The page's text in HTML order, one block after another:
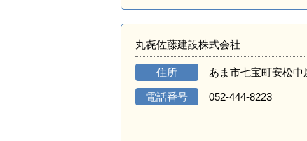
丸㐂佐藤建設株式会社
住所 あま市七宝町安松中
電話番号 052-444-8223